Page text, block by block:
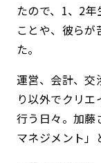
たので、1、2
ことや、彼ら
た。
運営、会計、交
り以外でクリ
行う日々。加藤
マネジメント」